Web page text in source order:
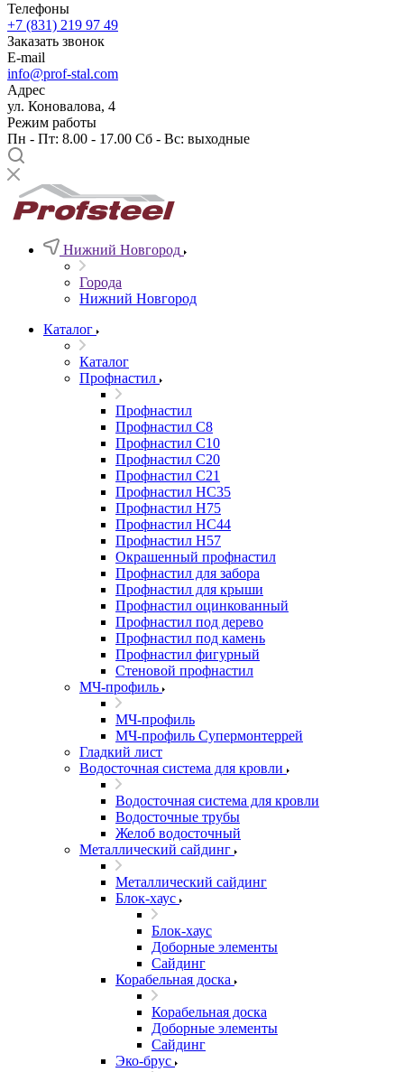
Телефоны
+7 (831) 219 97 49
Заказать звонок
E-mail
info@prof-stal.com
Адрес
ул. Коновалова, 4
Режим работы
Пн - Пт: 8.00 - 17.00 Сб - Вс: выходные
Нижний Новгород
Города
Нижний Новгород
Каталог
Каталог
Профнастил
Профнастил
Профнастил С8
Профнастил С10
Профнастил С20
Профнастил С21
Профнастил НС35
Профнастил Н75
Профнастил HC44
Профнастил Н57
Окрашенный профнастил
Профнастил для забора
Профнастил для крыши
Профнастил оцинкованный
Профнастил под дерево
Профнастил под камень
Профнастил фигурный
Стеновой профнастил
МЧ-профиль
МЧ-профиль
МЧ-профиль Супермонтеррей
Гладкий лист
Водосточная система для кровли
Водосточная система для кровли
Водосточные трубы
Желоб водосточный
Металлический сайдинг
Металлический сайдинг
Блок-хаус
Блок-хаус
Доборные элементы
Сайдинг
Корабельная доска
Корабельная доска
Доборные элементы
Сайдинг
Эко-брус